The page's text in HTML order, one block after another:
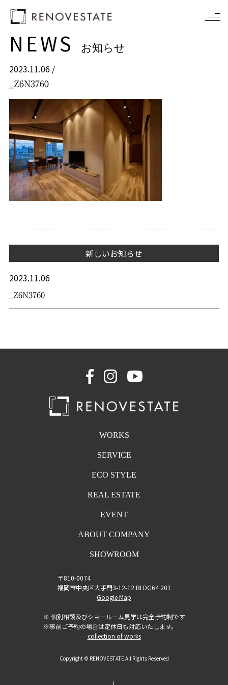
NEWS お知らせ
2023.11.06 /
_Z6N3760
新しいお知らせ
2023.11.06
_Z6N3760
WORKS
SERVICE
ECO STYLE
REAL ESTATE
EVENT
ABOUT COMPANY
SHOWROOM
〒810-0074
福岡市中央区大手門3-12-12 BLDG64 201
Google Map
※ 個別相談及びショールーム見学は完全予約制です
※事前ご予約の場合は定休日も対応いたします。
collection of works
Copyright © RENOVESTATE All Rights Reserved